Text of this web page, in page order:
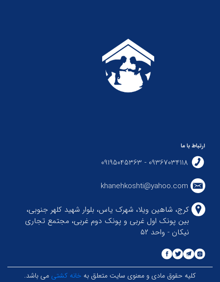
ارتباط با ما
09367034118 - 09195045363
khanehkoshti@yahoo.com
کرج، شاهین ویلا، شهرک یاس، بلوار شهید کلهر جنوبی،
بین پونک اول غربی و پونک دوم غربی، مجتمع تجاری
نیکان - واحد ۵۲
کلیه حقوق مادی و معنوی سایت متعلق به خانه کشتی می باشد.